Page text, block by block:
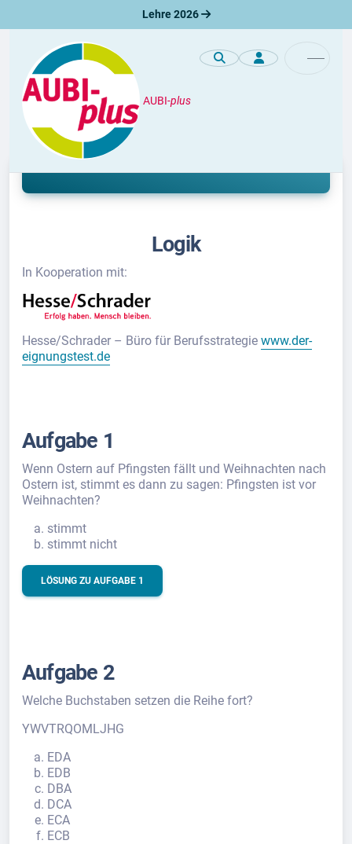
Lehre 2026
AUBI-plus
Einstellungstest
Logik
Logik
In Kooperation mit:
Hesse/Schrader – Büro für Berufsstrategie www.der-
eignungstest.de
Aufgabe 1
Wenn Ostern auf Pfingsten fällt und Weihnachten nach
Ostern ist, stimmt es dann zu sagen: Pfingsten ist vor
Weihnachten?
stimmt
stimmt nicht
LÖSUNG ZU AUFGABE 1
Aufgabe 2
Welche Buchstaben setzen die Reihe fort?
YWVTRQOMLJHG
EDA
EDB
DBA
DCA
ECA
ECB